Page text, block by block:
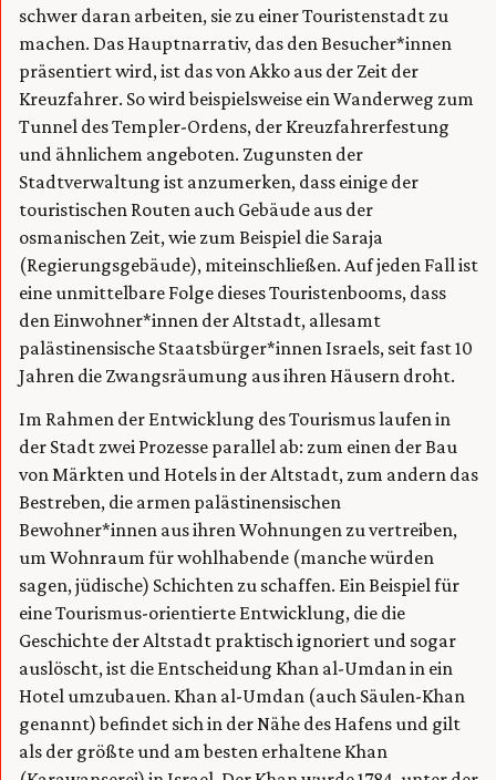
schwer daran arbeiten, sie zu einer Touristenstadt zu
machen. Das Hauptnarrativ, das den Besucher*innen
präsentiert wird, ist das von Akko aus der Zeit der
Kreuzfahrer. So wird beispielsweise ein Wanderweg zum
Tunnel des Templer-Ordens, der Kreuzfahrerfestung
und ähnlichem angeboten. Zugunsten der
Stadtverwaltung ist anzumerken, dass einige der
touristischen Routen auch Gebäude aus der
osmanischen Zeit, wie zum Beispiel die Saraja
(Regierungsgebäude), miteinschließen. Auf jeden Fall ist
eine unmittelbare Folge dieses Touristenbooms, dass
den Einwohner*innen der Altstadt, allesamt
palästinensische Staatsbürger*innen Israels, seit fast 10
Jahren die Zwangsräumung aus ihren Häusern droht.
Im Rahmen der Entwicklung des Tourismus laufen in
der Stadt zwei Prozesse parallel ab: zum einen der Bau
von Märkten und Hotels in der Altstadt, zum andern das
Bestreben, die armen palästinensischen
Bewohner*innen aus ihren Wohnungen zu vertreiben,
um Wohnraum für wohlhabende (manche würden
sagen, jüdische) Schichten zu schaffen. Ein Beispiel für
eine Tourismus-orientierte Entwicklung, die die
Geschichte der Altstadt praktisch ignoriert und sogar
auslöscht, ist die Entscheidung Khan al-Umdan in ein
Hotel umzubauen. Khan al-Umdan (auch Säulen-Khan
genannt) befindet sich in der Nähe des Hafens und gilt
als der größte und am besten erhaltene Khan